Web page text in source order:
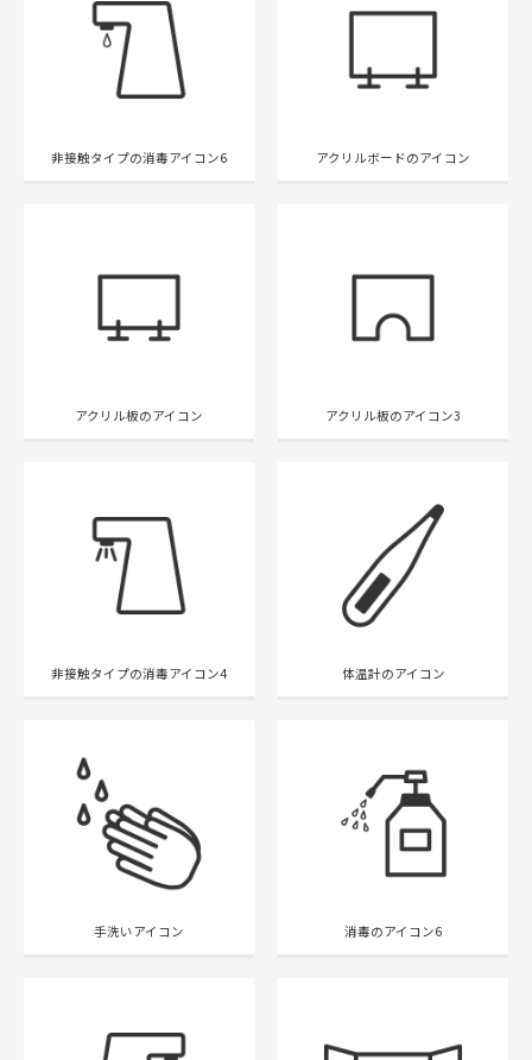
非接触タイプの消毒アイコン6 アクリルボードのアイコン
アクリル板のアイコン アクリル板のアイコン3
非接触タイプの消毒アイコン4 体温計のアイコン
手洗いアイコン 消毒のアイコン6